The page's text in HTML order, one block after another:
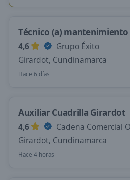
Técnico (a)
4,6
Grupo Éxito
Girardot, Cundinamarca
Hace 6 días
Auxiliar Cuadrilla Girardot
4,6
Cadena Comercial
Girardot, Cundinamarca
Hace 4 horas